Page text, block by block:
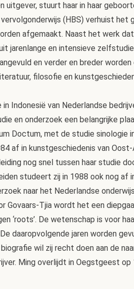
uitgever, stuurt haar in haar
(HBS) verhuist het
afgemaakt. Naast het werk
jarenlange en intensieve
en verder en breder
filosofie en
Indonesië van Nederlandse
en onderzoek een belangrijke
Doctum, met de studie sinologie
af in kunstgeschiedenis van Oost-
nog snel tussen haar studie
studeert zij in 1988 ook nog af
naar het Nederlandse
Govaars-Tjia wordt het een
‘roots’. De wetenschap is voor
daaropvolgende jaren worden
wil zij recht doen aan de
Ming overlijdt in Oegstgeest op